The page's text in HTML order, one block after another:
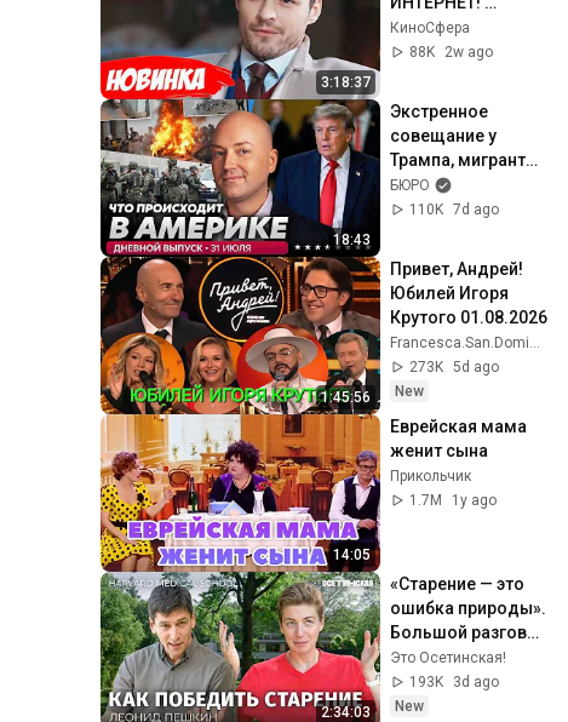
3:18:37
СМОТРЕТЬ ВСЕМ! |
Мой милый
КиноCфера
88K
2w ago
18:43
Экстренное
совещание у
Трампа, мигранты
ворвались в
Испанию
БЮРО
110K 7d ago
1:45:56
Привет, Андрей!
Юбилей Игоря
Крутого 01.08.2026
Francesca.San.Domingo
273K 5d ago
New
14:05
Еврейская мама
женит сына
Прикольчик
1.7M
1y ago
2:34:03
«Старение — это
ошибка природы».
Большой разговор
с ученым из
Гарварда
Это Осетинская!
193K
3d ago
New